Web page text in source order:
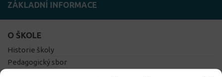
ZÁKLADNÍ INFORMACE
O ŠKOLE
Historie školy
Pedagogický sbor